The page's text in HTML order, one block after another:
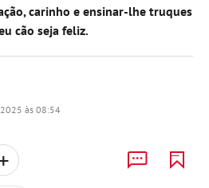
carinho e ensinar-lhe truques
cão seja feliz.
às 08:54